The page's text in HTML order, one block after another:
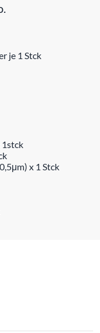
je 1 Stck
1stck
x 1 Stck